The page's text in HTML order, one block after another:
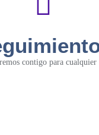
contigo para